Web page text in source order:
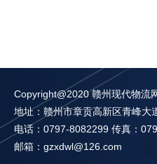
Copyright@2020 赣州现代物流
地址：赣州市章贡高新区青峰
电话：0797-8082299 传真：
邮箱：gzxdwl@126.com